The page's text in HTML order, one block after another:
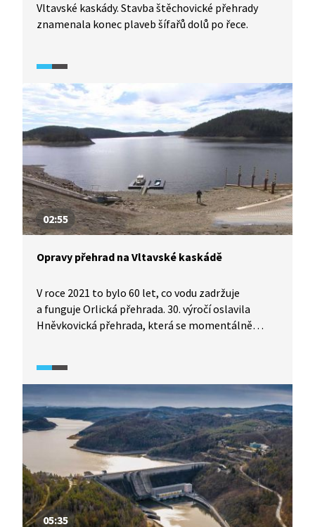
Vltavské kaskády. Stavba štěchovické přehrady
znamenala konec plaveb šífařů dolů po řece.
02:55
Opravy přehrad na Vltavské kaskádě
V roce 2021 to bylo 60 let, co vodu zadržuje
a funguje Orlická přehrada. 30. výročí oslavila
Hněvkovická přehrada, která se momentálně
kde pokračují práce na prohlubování koryta Vltavy.
05:35